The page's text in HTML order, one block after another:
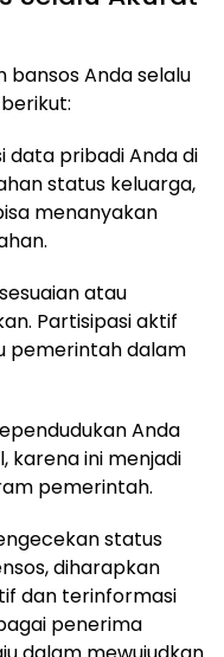
bansos Anda selalu
data pribadi Anda di
status keluarga,
menanyakan
atau
Partisipasi aktif
pemerintah dalam
Anda
karena ini menjadi
pemerintah.
status
diharapkan
dan terinformasi
penerima